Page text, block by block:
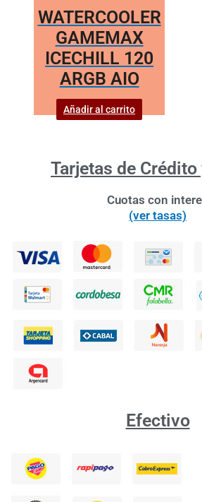
WATERCOOLER
GAMEMAX
ICECHILL 120
ARGB AIO
Añadir al carrito
Tarjetas de Crédito
Cuotas con
(ver tasas)
Efectivo